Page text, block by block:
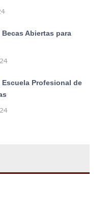
Abiertas para
Profesional de